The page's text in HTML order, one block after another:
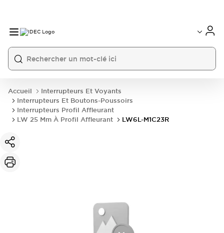
Accueil
Interrupteurs Et Voyants
Interrupteurs Et Boutons-Poussoirs
Interrupteurs Profil Affleurant
LW 25 Mm À Profil Affleurant
LW6L-M1C23R